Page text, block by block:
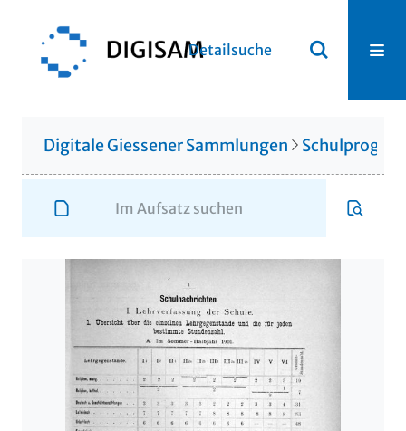
Detailsuche
Digitale Giessener Sammlungen